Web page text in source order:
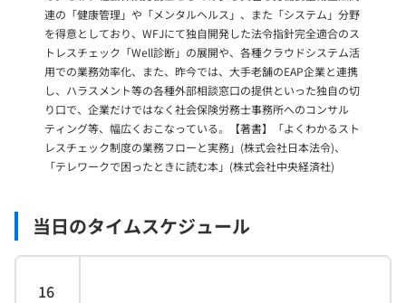
連の「健康管理」や「メンタルヘルス」、また「システム」分野
を得意としており、WFJにて独自開発した法令指針完全適合のス
トレスチェック「Well診断」の展開や、各種クラウドシステム活
用での業務効率化、また、昨今では、大手老舗のEAP企業と連携
し、ハラスメント等の各種外部相談窓口の提供といった独自の切
り口で、企業だけではなく社会保険労務士事務所へのコンサル
ティング等、幅広くおこなっている。【著書】「よくわかるスト
レスチェック制度の業務フローと実務」(株式会社日本法令)、
「テレワークで困ったときに読む本」(株式会社中央経済社)
当日のタイムスケジュール
16